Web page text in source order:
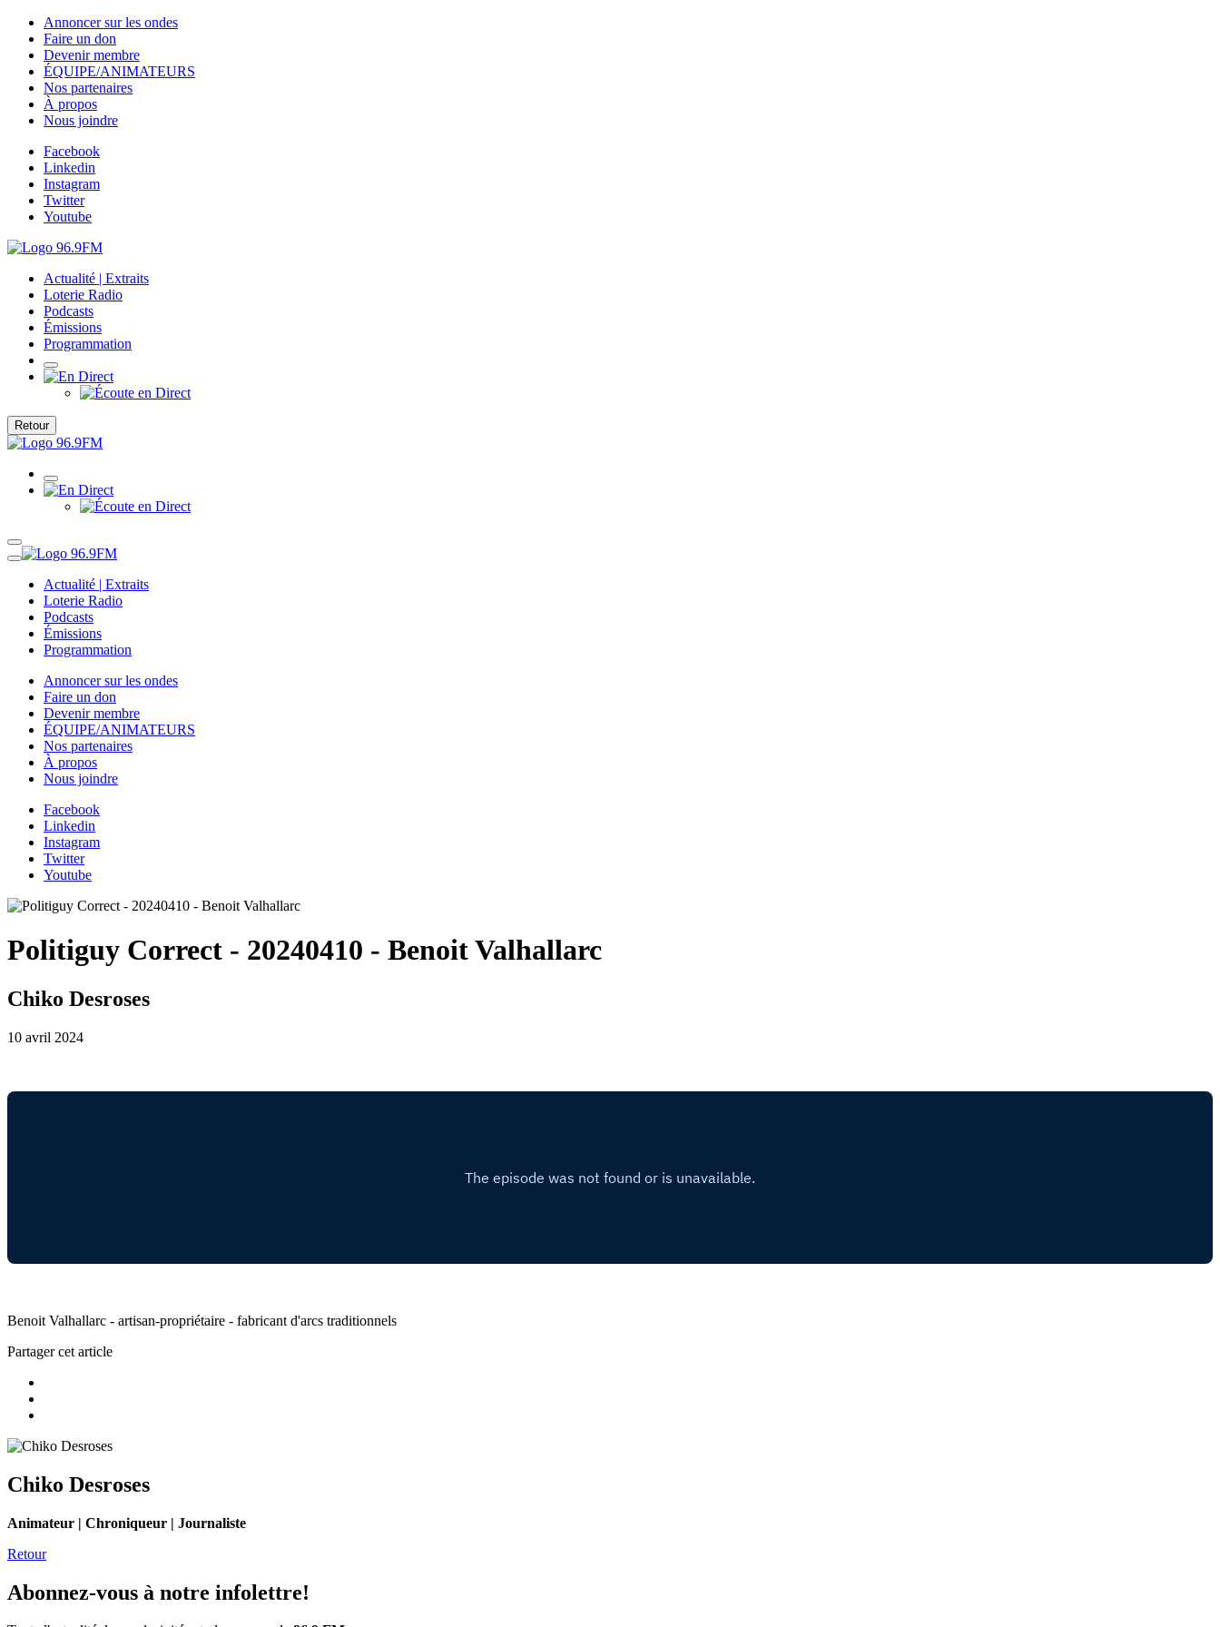
Annoncer sur les ondes
Faire un don
Devenir membre
ÉQUIPE/ANIMATEURS
Nos partenaires
À propos
Nous joindre
Facebook
Linkedin
Instagram
Twitter
Youtube
Actualité | Extraits
Loterie Radio
Podcasts
Émissions
Programmation
Retour
Actualité | Extraits
Loterie Radio
Podcasts
Émissions
Programmation
Annoncer sur les ondes
Faire un don
Devenir membre
ÉQUIPE/ANIMATEURS
Nos partenaires
À propos
Nous joindre
Facebook
Linkedin
Instagram
Twitter
Youtube
Politiguy Correct - 20240410 - Benoit Valhallarc
Chiko Desroses
10 avril 2024
Benoit Valhallarc - artisan-propriétaire - fabricant d'arcs traditionnels
Partager cet article
Chiko Desroses
Animateur | Chroniqueur | Journaliste
Retour
Abonnez-vous à notre infolettre!